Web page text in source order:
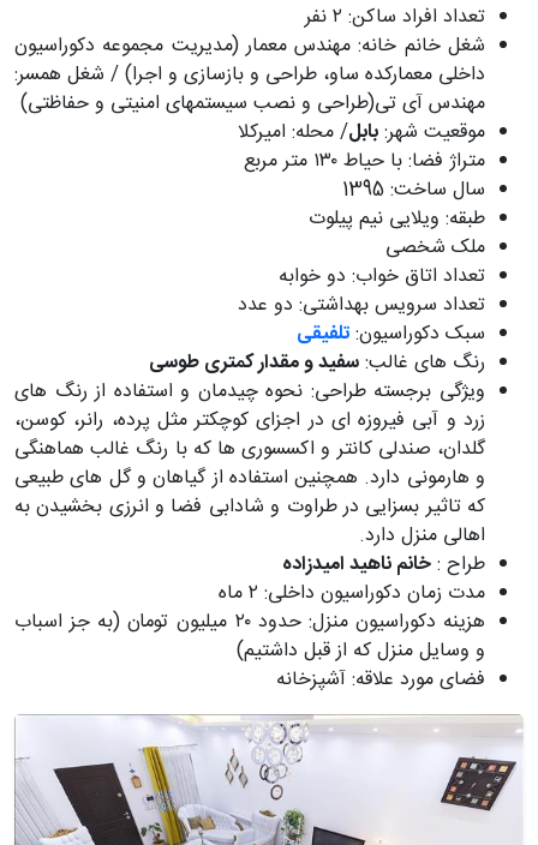
تعداد افراد ساکن: ۲ نفر
شغل خانم خانه: مهندس معمار (مدیریت مجموعه دکوراسیون
داخلی معمارکده ساو، طراحی و بازسازی و اجرا) / شغل همسر:
مهندس آی تی(طراحی و نصب سیستمهای امنیتی و حفاظتی)
موقعیت شهر:بابل/ محله: امیرکلا
متراژ فضا: با حیاط ۱۳۰ متر مربع
سال ساخت: 1395
طبقه: ویلایی نیم پیلوت
ملک شخصی
تعداد اتاق خواب: دو خوابه
تعداد سرویس بهداشتی: دو عدد
سبک دکوراسیون:تلفیقی
رنگ های غالب:سفید و مقدار کمتری طوسی
ویژگی برجسته طراحی: نحوه چیدمان و استفاده از رنگ های
زرد و آبی فیروزه ای در اجزای کوچکتر مثل پرده، رانر، کوسن،
گلدان، صندلی کانتر و اکسسوری ها که با رنگ غالب هماهنگی
و هارمونی دارد. همچنین استفاده از گیاهان و گل های طبیعی
که تاثیر بسزایی در طراوت و شادابی فضا و انرزی بخشیدن به
اهالی منزل دارد.
طراح :خانم ناهید امیدزاده
مدت زمان دکوراسیون داخلی: ۲ ماه
هزینه دکوراسیون منزل: حدود ۲۰ میلیون تومان (به جز اسباب
و وسایل منزل که از قبل داشتیم)
فضای مورد علاقه: آشپزخانه